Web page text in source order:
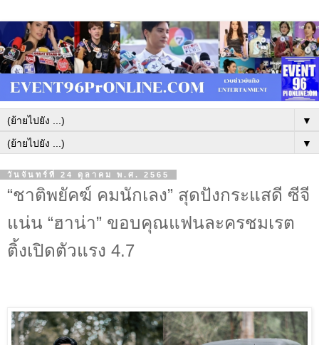
▼
▼
วันจันทร์ที่ 24 ตุลาคม พ.ศ. 2565
“ชาติพยัคฆ์ คมนักเลง” สุดปังกระแสดี ซีจี
แน่น “ฮาน่า” ขอบคุณแฟนละครชมเรต
ติ้งเปิดตัวแรง 4.7